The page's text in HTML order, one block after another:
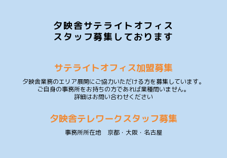
夕映舎サテライトオフィス
スタッフ募集しております
サテライトオフィス加盟募集
夕映舎業務のエリア展開にご協力いただける方を募集しています。
ご自身の事務所をお持ちの方であれば業種問いません。
詳細はお問い合わせください
夕映舎テレワークスタッフ募集
事務所所在地 京都・大阪・名古屋